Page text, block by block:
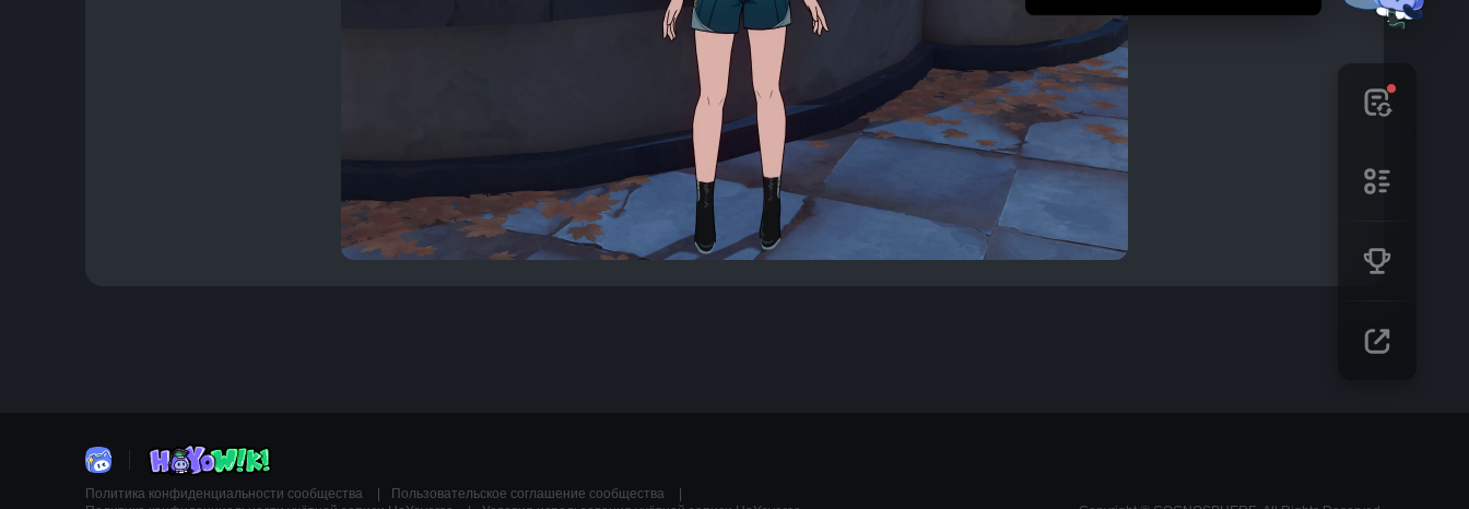
Политика конфиденциальности сообщества
Пользовательское соглашение сообщества